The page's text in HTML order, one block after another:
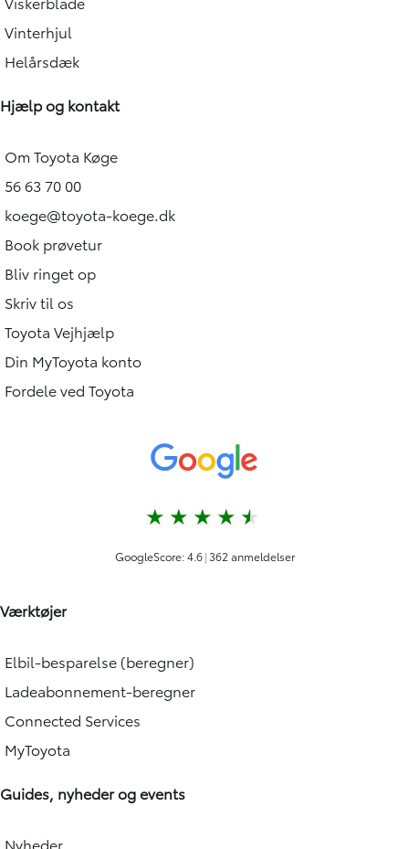
Vinterhjul
Helårsdæk
Hjælp og kontakt
Om Toyota Køge
56 63 70 00
koege@toyota-koege.dk
Book prøvetur
Bliv ringet op
Skriv til os
Toyota Vejhjælp
Din MyToyota konto
Fordele ved Toyota
Værktøjer
Elbil-besparelse (beregner)
Ladeabonnement-beregner
Connected Services
MyToyota
Guides, nyheder og events
Nyheder